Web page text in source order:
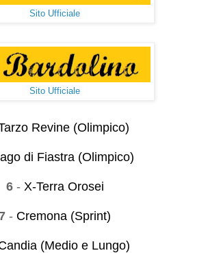
Sito Ufficiale
Sito Ufficiale
Revine (Olimpico)
di Fiastra (Olimpico)
6- X-Terra Orosei
- Cremona (Sprint)
(Medio e Lungo)